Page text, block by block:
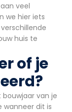
veel
we hier iets
huis te
of je
van je
wanneer dit is